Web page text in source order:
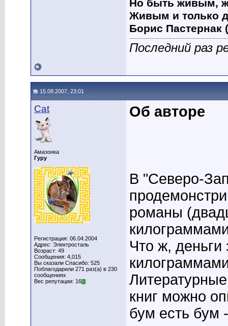
Но быть живым,
Живым и только
Борис Пастернак
Последний раз
15.08.2007, 23:01
Cat
Амазонка
Гуру
Регистрация: 06.04.2004
Адрес: Электросталь
Возраст: 49
Сообщения: 4,015
Вы сказали Спасибо: 525
Поблагодарили 271 раз(а) в 230
сообщениях
Вес репутации: 16
Об авторе
В "Северо-
романы
Что ж, деньги
книг можно
бум есть бум